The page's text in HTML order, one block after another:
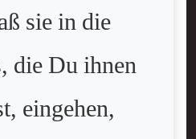
sie in die
die Du ihnen
eingehen,